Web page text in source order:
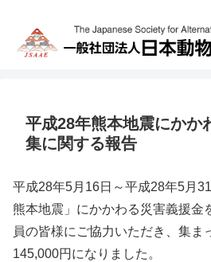
平成28年熊本地震にかか
集に関する報告
平成28年5月16日～平成28年5月
熊本地震」にかかわる災害義援金
員の皆様にご協力いただき、集ま
145,000円になりました。